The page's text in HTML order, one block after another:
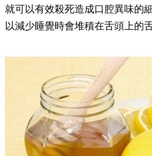
就可以有效殺死造成口腔異味的
以減少睡覺時會堆積在舌頭上的